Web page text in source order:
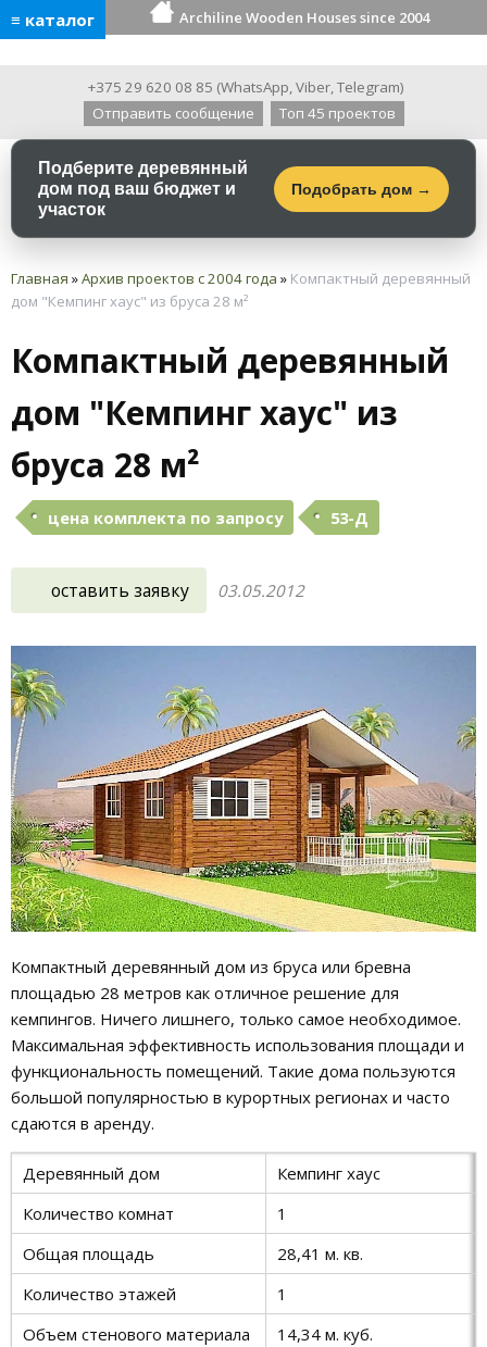
≡ каталог Archiline Wooden Houses since 2004
+375 29 620 08 85 (WhatsApp,Viber,Telegram)
Отправить сообщение
Топ 45 проектов
Подберите деревянный
дом под ваш бюджет и
участок
Подобрать дом →
Главная »Архив проектов с 2004 года » Компактный деревянный
дом "Кемпинг хаус" из бруса 28 м²
Компактный деревянный
дом "Кемпинг хаус" из
бруса 28 м²
цена комплекта по запросу 53-Д
оставить заявку 03.05.2012
Компактный деревянный дом из бруса или бревна
площадью 28 метров как отличное решение для
кемпингов. Ничего лишнего, только самое необходимое.
Максимальная эффективность использования площади и
функциональность помещений. Такие дома пользуются
большой популярностью в курортных регионах и часто
сдаются в аренду.
Деревянный дом
Кемпинг хаус
Количество комнат
1
Общая площадь
28,41 м. кв.
Количество этажей
1
Объем стенового материала
14,34 м. куб.